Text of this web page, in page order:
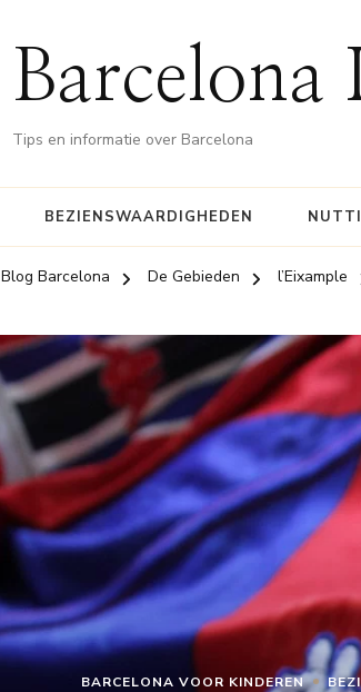
Barcelona
Tips en informatie over Barcelona
BEZIENSWAARDIGHEDEN
Blog Barcelona De Gebieden l’Eixample
BARCELONA VOOR KINDEREN